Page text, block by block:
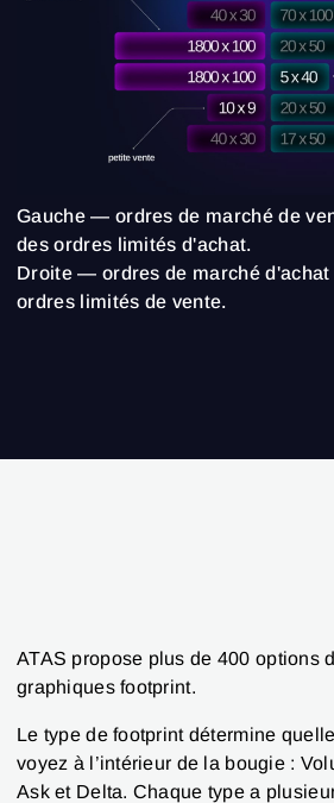
Gauche — ordres de marché de
des ordres limités d'achat.
Droite — ordres de marché d'achat
ordres limités de vente.
ATAS propose plus de 400 options
graphiques footprint.
Le type de footprint détermine
voyez à l’intérieur de la bougie :
Ask et Delta. Chaque type a